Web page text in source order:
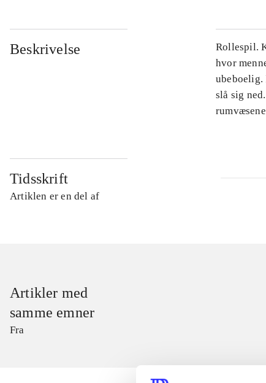
Beskrivelse
Rollespil.
hvor
ubeboelig.
slå sig
Tidsskrift
Artiklen er en del af
Artikler med
samme emner
Fra